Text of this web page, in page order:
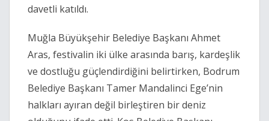
davetli katıldı.
Muğla Büyükşehir Belediye Başkanı Ahmet
Aras, festivalin iki ülke arasında barış, kardeşlik
ve dostluğu güçlendirdiğini belirtirken, Bodrum
Belediye Başkanı Tamer Mandalinci Ege’nin
halkları ayıran değil birleştiren bir deniz